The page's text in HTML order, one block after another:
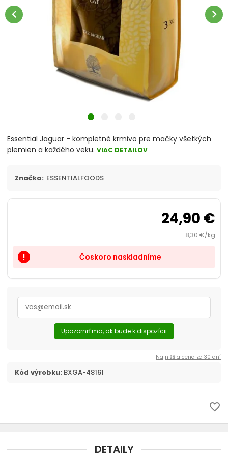
Podstielky pre mačky
Vitamíny a minerály
Antiparazitiká pre mačky
Kozmetika, úprava
Cestovanie s mačkou
chevron_left chevron_right
Essential Jaguar - kompletné krmivo pre mačky všetkých
plemien a každého veku. VIAC DETAILOV
Značka: ESSENTIALFOODS
24,90 €
8,30 €/kg
priority_high Čoskoro naskladníme
Upozorniť ma, ak bude k dispozícii
Najnižšia cena za 30 dní
Kód výrobku: BXGA-48161
favorite_border
DETAILY